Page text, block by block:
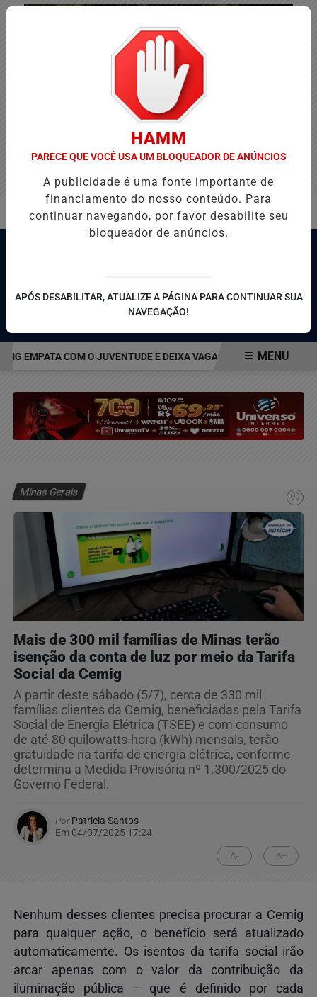
EMPATA COM O JUVENTUDE E DEIXA VAGA NAS QUARTAS DA
MENU
Minas Gerais
Mais de 300 mil famílias de Minas terão
isenção da conta de luz por meio da Tarifa
Social da Cemig
A partir deste sábado (5/7), cerca de 330 mil
famílias clientes da Cemig, beneficiadas pela Tarifa
Social de Energia Elétrica (TSEE) e com consumo
de até 80 quilowatts-hora (kWh) mensais, terão
gratuidade na tarifa de energia elétrica, conforme
determina a Medida Provisória nº 1.300/2025 do
Governo Federal.
PorPatricia Santos
Em 04/07/2025 17:24
A- A+
Nenhum desses clientes precisa procurar a Cemig
para qualquer ação, o benefício será atualizado
automaticamente. Os isentos da tarifa social irão
arcar apenas com o valor da contribuição da
iluminação pública – que é definido por cada
HAMM
PARECE QUE VOCÊ USA UM BLOQUEADOR DE ANÚNCIOS
A publicidade é uma fonte importante de
financiamento do nosso conteúdo. Para
continuar navegando, por favor desabilite seu
bloqueador de anúncios.
APÓS DESABILITAR, ATUALIZE A PÁGINA PARA CONTINUAR SUA
NAVEGAÇÃO!